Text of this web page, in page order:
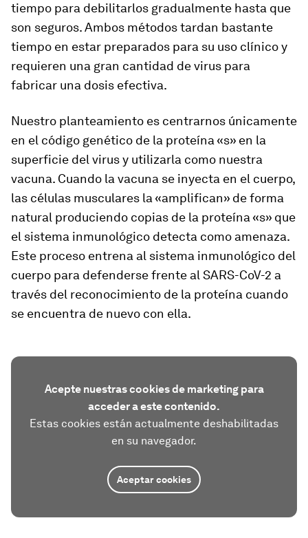
tiempo para debilitarlos gradualmente hasta que
son seguros. Ambos métodos tardan bastante
tiempo en estar preparados para su uso clínico y
requieren una gran cantidad de virus para
fabricar una dosis efectiva.
Nuestro planteamiento es centrarnos únicamente
en el código genético de la proteína «s» en la
superficie del virus y utilizarla como nuestra
vacuna. Cuando la vacuna se inyecta en el cuerpo,
las células musculares la «amplifican» de forma
natural produciendo copias de la proteína «s» que
el sistema inmunológico detecta como amenaza.
Este proceso entrena al sistema inmunológico del
cuerpo para defenderse frente al SARS-CoV-2 a
través del reconocimiento de la proteína cuando
se encuentra de nuevo con ella.
Acepte nuestras cookies de marketing para
acceder a este contenido.
Estas cookies están actualmente deshabilitadas
en su navegador.
Aceptar cookies